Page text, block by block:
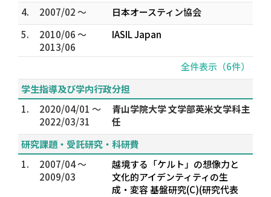
4.
2007/02 ～
日本オースティン協会
5.
2010/06 ～
2013/06
IASIL Japan
全件表示（6件）
学生指導及び学内行政分担
1.
2020/04/01 ～
2022/03/31
青山学院大学 文学部英米文学科主
任
研究課題・受託研究・科研費
1.
2007/04 ～
2009/03
越境する「ケルト」の想像力と
文化的アイデンティティの生
成・変容 基盤研究(C)(研究代表